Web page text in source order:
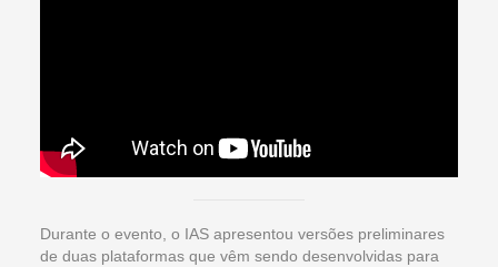
Durante o evento, o IAS apresentou versões preliminares
de duas plataformas que vêm sendo desenvolvidas para